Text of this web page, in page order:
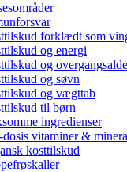
forklædt som
og energi
og
og søvn
og vægttab
til børn
ingredienser
vitaminer &
kosttilskud